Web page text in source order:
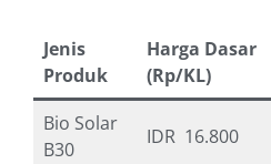
Jenis
Produk
Harga Dasar
(Rp/KL)
Bio Solar
B30
IDR 16.800